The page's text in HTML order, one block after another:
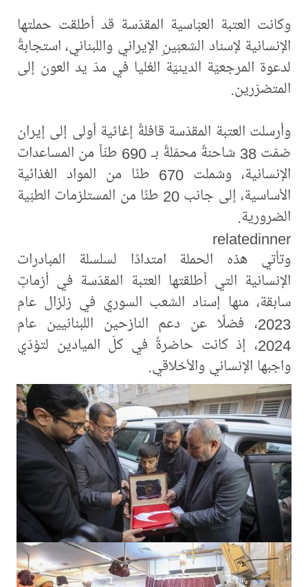
وكانت العتبة العبّاسية المقدّسة قد أطلقت حملتها
الإنسانية لإسناد الشعبَينِ الإيراني واللبناني، استجابةً
لدعوة المرجعيّة الدينيّة العُليا في مدّ يد العون إلى
المتضرّرين.
وأرسلت العتبة المقدّسة قافلةً إغاثية أولى إلى إيران
ضمّت 38 شاحنةً محمّلةً بـ 690 طنّاً من المساعدات
الإنسانية، وشملت 670 طنًا من المواد الغذائية
الأساسية، إلى جانب 20 طنًا من المستلزمات الطبّية
الضرورية.
relatedinner
وتأتي هذه الحملة امتدادًا لسلسلة المبادرات
الإنسانية التي أطلقتها العتبة المقدّسة في أزماتٍ
سابقة، منها إسناد الشعب السوري في زلزال عام
2023، فضلًا عن دعم النازحين اللبنانيين عام
2024، إذ كانت حاضرةً في كلّ الميادين لتؤدّي
واجبها الإنساني والأخلاقي.